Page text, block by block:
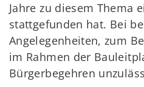
Jahre zu diesem Thema
stattgefunden hat. Bei
Angelegenheiten, zum
im Rahmen der
Bürgerbegehren